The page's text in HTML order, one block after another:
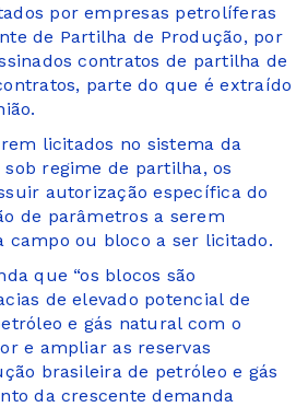
por empresas petrolíferas
de Partilha de Produção, por
contratos de partilha de
parte do que é extraído
licitados no sistema da
regime de partilha, os
autorização específica do
de parâmetros a serem
campo ou bloco a ser licitado.
que “os blocos são
de elevado potencial de
e gás natural com o
e ampliar as reservas
brasileira de petróleo e gás
da crescente demanda